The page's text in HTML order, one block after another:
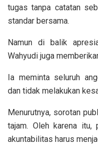
tugas tanpa catatan
standar bersama.
Namun di balik
Wahyudi juga
Ia meminta seluruh
dan tidak melakukan
Menurutnya, sorotan
tajam. Oleh karena itu,
akuntabilitas harus